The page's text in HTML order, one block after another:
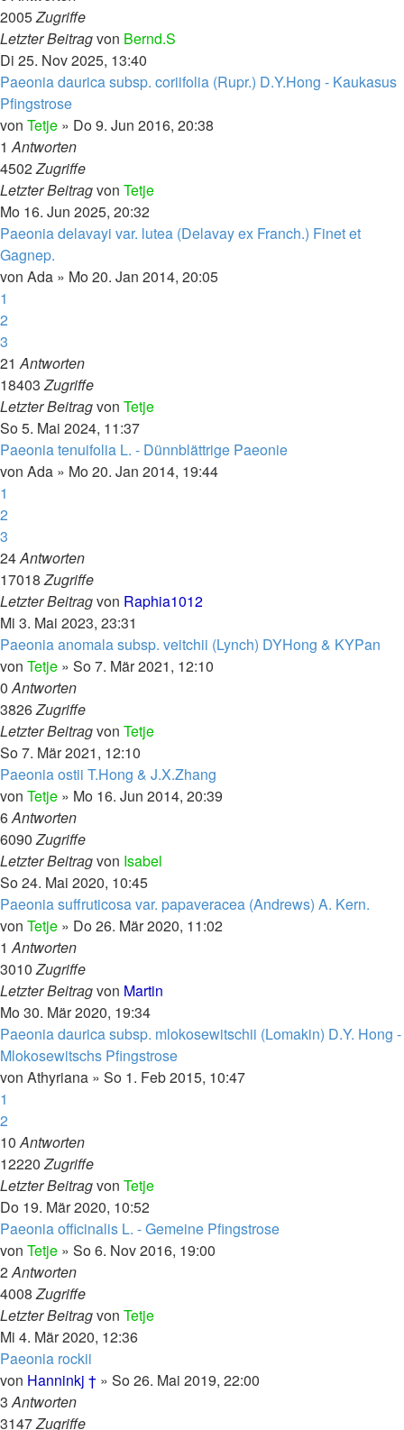
2005Zugriffe
Letzter Beitragvon Bernd.S
Di 25. Nov 2025, 13:40
Paeonia daurica subsp. coriifolia (Rupr.) D.Y.Hong - Kaukasus
Pfingstrose
von Tetje » Do 9. Jun 2016, 20:38
1Antworten
4502Zugriffe
Letzter Beitragvon Tetje
Mo 16. Jun 2025, 20:32
Paeonia delavayi var. lutea (Delavay ex Franch.) Finet et
Gagnep.
von Ada » Mo 20. Jan 2014, 20:05
1
2
3
21Antworten
18403Zugriffe
Letzter Beitragvon Tetje
So 5. Mai 2024, 11:37
Paeonia tenuifolia L. - Dünnblättrige Paeonie
von Ada » Mo 20. Jan 2014, 19:44
1
2
3
24Antworten
17018Zugriffe
Letzter Beitragvon Raphia1012
Mi 3. Mai 2023, 23:31
Paeonia anomala subsp. veitchii (Lynch) DYHong & KYPan
von Tetje » So 7. Mär 2021, 12:10
0Antworten
3826Zugriffe
Letzter Beitragvon Tetje
So 7. Mär 2021, 12:10
Paeonia ostii T.Hong & J.X.Zhang
von Tetje » Mo 16. Jun 2014, 20:39
6Antworten
6090Zugriffe
Letzter Beitragvon Isabel
So 24. Mai 2020, 10:45
Paeonia suffruticosa var. papaveracea (Andrews) A. Kern.
von Tetje » Do 26. Mär 2020, 11:02
1Antworten
3010Zugriffe
Letzter Beitragvon Martin
Mo 30. Mär 2020, 19:34
Paeonia daurica subsp. mlokosewitschii (Lomakin) D.Y. Hong -
Mlokosewitschs Pfingstrose
von Athyriana » So 1. Feb 2015, 10:47
1
2
10Antworten
12220Zugriffe
Letzter Beitragvon Tetje
Do 19. Mär 2020, 10:52
Paeonia officinalis L. - Gemeine Pfingstrose
von Tetje » So 6. Nov 2016, 19:00
2Antworten
4008Zugriffe
Letzter Beitragvon Tetje
Mi 4. Mär 2020, 12:36
Paeonia rockii
von Hanninkj † » So 26. Mai 2019, 22:00
3Antworten
3147Zugriffe